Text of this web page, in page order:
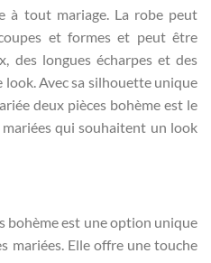
à tout mariage. La robe peut
et formes et peut être
des longues écharpes et des
Avec sa silhouette unique
deux pièces bohème est le
qui souhaitent un look
bohème est une option unique
mariées. Elle offre une touche